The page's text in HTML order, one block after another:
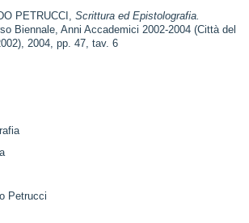
PETRUCCI,Scrittura ed Epistolografia.
Biennale, Anni Accademici 2002-2004 (Città del
2004, pp. 47, tav. 6
Petrucci